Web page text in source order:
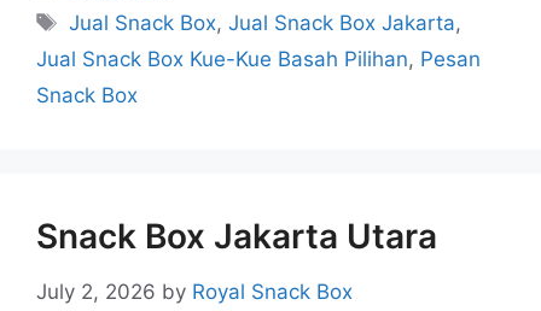
Jual Snack Box,Jual Snack Box Jakarta,
Jual Snack Box Kue-Kue Basah Pilihan, Pesan
Snack Box
Snack Box Jakarta Utara
July 2, 2026 by Royal Snack Box